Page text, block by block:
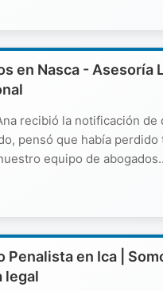
en Nasca - Asesoría
recibió la notificación de
pensó que había perdido
equipo de
Penalista en Ica |
legal